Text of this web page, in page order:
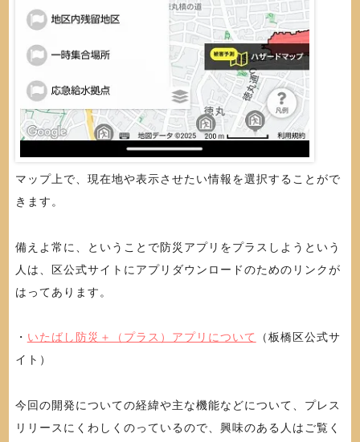
マップ上で、現在地や表示させたい情報を選択することがで
きます。
備えよ常に、ということで防災アプリをプラスしようという
人は、区公式サイトにアプリダウンロードのためのリンクが
はってあります。
・ いたばし防災＋（プラス）アプリについて
（板橋区公式サ
イト）
今回の開発についての経緯や主な機能などについて、プレス
リリースにくわしくのっているので、興味のある人はご覧く